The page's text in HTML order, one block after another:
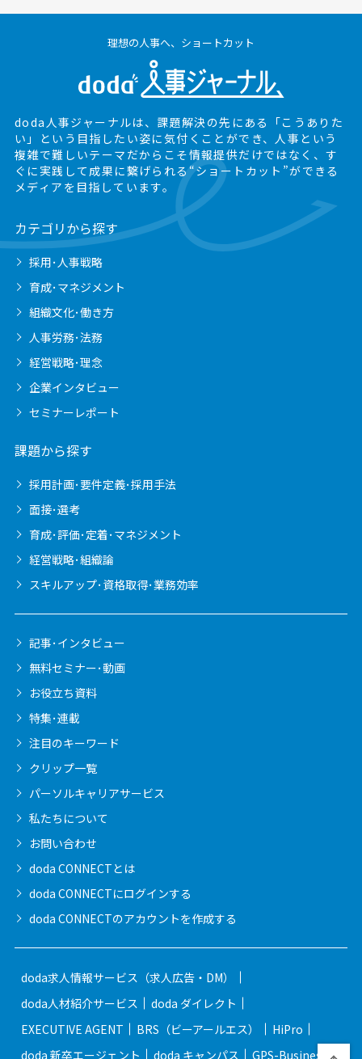
理想の人事へ、ショートカット
doda人事ジャーナルは、課題解決の先にある
「こうありた
い」という目指したい姿に気付くことができ、 人事という
複雑で難しいテーマだからこそ情報提供だけではなく、 す
ぐに実践して成果に繋げられる“ショートカット”ができる
メディアを目指しています。
カテゴリから探す
採用･人事戦略
育成･マネジメント
組織文化･働き方
人事労務･法務
経営戦略･理念
企業インタビュー
セミナーレポート
課題から探す
採用計画･要件定義･採用手法
面接･選考
育成･評価･定着･マネジメント
経営戦略･組織論
スキルアップ･資格取得･業務効率
記事･インタビュー
無料セミナー･動画
お役立ち資料
特集･連載
注目のキーワード
クリップ一覧
パーソルキャリアサービス
私たちについて
お問い合わせ
doda CONNECTとは
doda CONNECTにログインする
doda CONNECTのアカウントを作成する
doda求人情報サービス（求人広告・DM）
doda人材紹介サービス
doda ダイレクト
EXECUTIVE AGENT
BRS（ビーアールエス）
HiPro
doda 新卒エージェント
doda キャンパス GPS-Business